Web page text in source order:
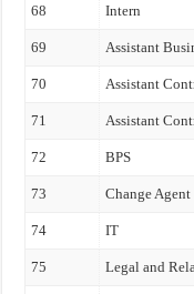
68 Intern
69 Assistant
70 Assistant
71 Assistant
72 BPS
73 Change Agent
74 IT
75 Legal and